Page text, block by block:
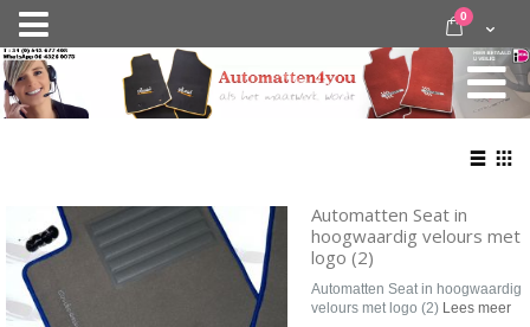
Nav
activeren
door
inhoud
Cart
0 items
Automatten Seat in
hoogwaardig velours met
logo (2)
Automatten Seat in hoogwaardig
velours met logo (2) Lees meer